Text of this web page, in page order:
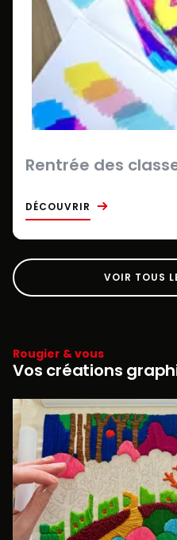
Rentrée des
DÉCOUVRIR
VOIR TOUS
Rougier & vous
Vos créations